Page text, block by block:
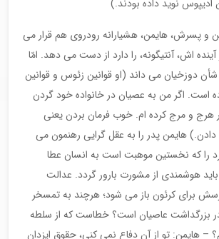
ادیپوس نوید داده بودند.)
و پسرش، هایمن، هشیارانه رودروی هم قرار می
اش، آنتیگونه، را دارد از دست می دهد. امّا
شأن دوزخیان می داند (او قوانین زئوس و قوانین
است. اگر من به عصیان در خانواده خود گردن
هرج و مرج کرده ام. خوب فرمان بردن یعنی
هایمن پدر را به عقل گرایی رهنمون می
را که نخستین موهبت است به انسان عطا
هوشمندی از مشورت بارور گردد. عدالت
برای کرئون باز می شود؛ هرچند به تمسخر
بزرگداشت عاصیان است؟ خطاست که از سلطه
هایمن: تو از آن دفاع نمی کنی، حقوق ایزدان